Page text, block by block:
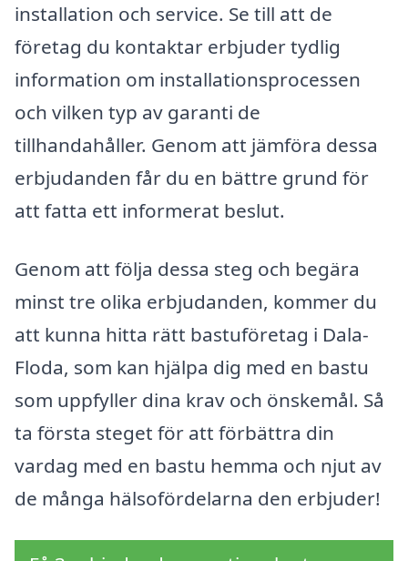
installation och service. Se till att de
företag du kontaktar erbjuder tydlig
information om installationsprocessen
och vilken typ av garanti de
tillhandahåller. Genom att jämföra dessa
erbjudanden får du en bättre grund för
att fatta ett informerat beslut.
Genom att följa dessa steg och begära
minst tre olika erbjudanden, kommer du
att kunna hitta rätt bastuföretag i Dala-
Floda, som kan hjälpa dig med en bastu
som uppfyller dina krav och önskemål. Så
ta första steget för att förbättra din
vardag med en bastu hemma och njut av
de många hälsofördelarna den erbjuder!